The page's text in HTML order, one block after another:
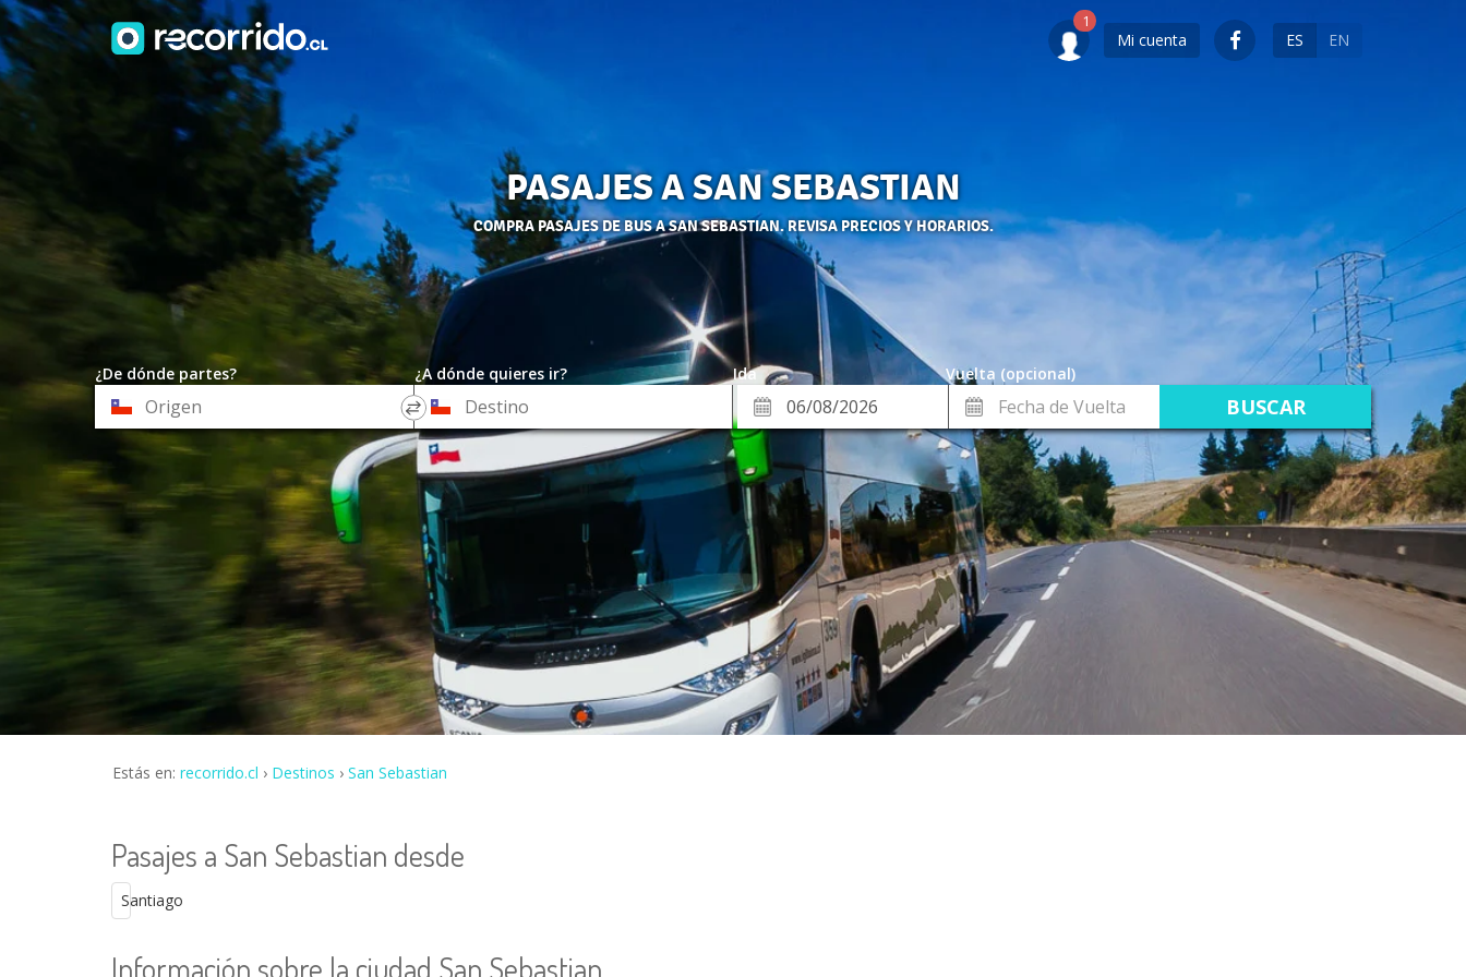
Mi cuenta ES EN
PASAJES A SAN SEBASTIAN
COMPRA PASAJES DE BUS A SAN SEBASTIAN. REVISA PRECIOS Y HORARIOS.
¿De dónde partes? ¿A dónde quieres ir? Ida
Vuelta (opcional)
Origen
*
Destino
Fecha
de
Ida
Fecha
de
Vuelta
Estás en: recorrido.cl Destinos San Sebastian
Pasajes a San Sebastian desde
Santiago
Información sobre la ciudad San Sebastian